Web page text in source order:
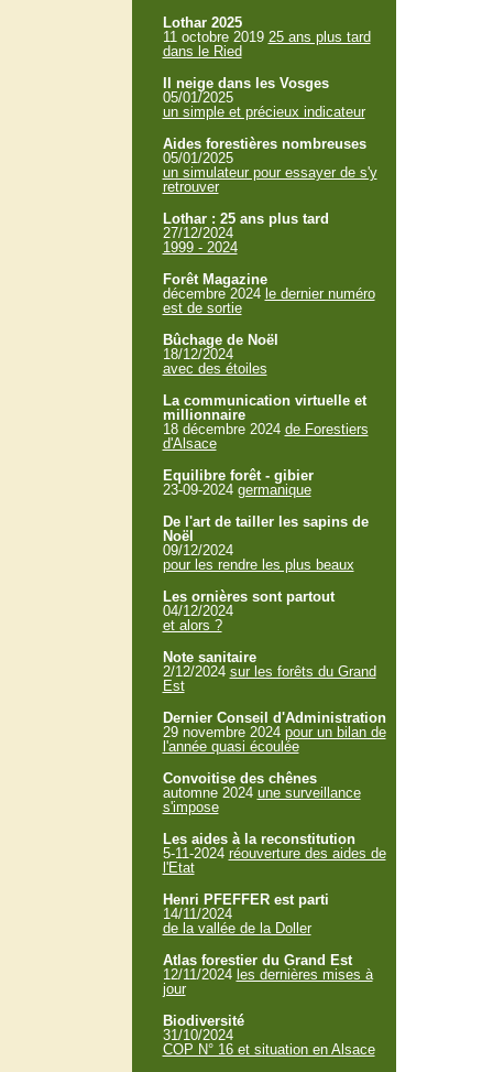
Lothar 2025
11 octobre 2019 25 ans plus tard
dans le Ried
Il neige dans les Vosges
05/01/2025
un simple et précieux indicateur
Aides forestières nombreuses
05/01/2025
un simulateur pour essayer de s'y
retrouver
Lothar : 25 ans plus tard
27/12/2024
1999 - 2024
Forêt Magazine
décembre 2024 le dernier numéro
est de sortie
Bûchage de Noël
18/12/2024
avec des étoiles
La communication virtuelle et
millionnaire
18 décembre 2024 de Forestiers
d'Alsace
Equilibre forêt - gibier
23-09-2024 germanique
De l'art de tailler les sapins de
Noël
09/12/2024
pour les rendre les plus beaux
Les ornières sont partout
04/12/2024
et alors ?
Note sanitaire
2/12/2024 sur les forêts du Grand
Est
Dernier Conseil d'Administration
29 novembre 2024 pour un bilan de
l'année quasi écoulée
Convoitise des chênes
automne 2024 une surveillance
s'impose
Les aides à la reconstitution
5-11-2024 réouverture des aides de
l'Etat
Henri PFEFFER est parti
14/11/2024
de la vallée de la Doller
Atlas forestier du Grand Est
12/11/2024 les dernières mises à
jour
Biodiversité
31/10/2024
COP N° 16 et situation en Alsace